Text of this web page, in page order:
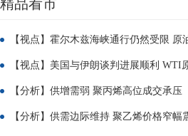
精品看市